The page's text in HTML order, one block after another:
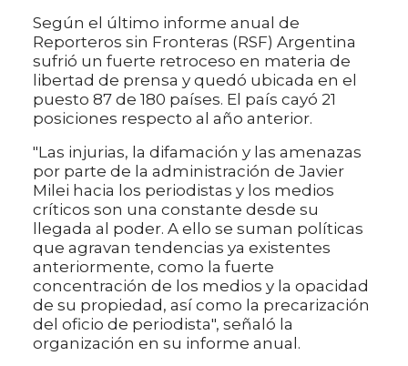
Según el último informe anual de
Reporteros sin Fronteras (RSF) Argentina
sufrió un fuerte retroceso en materia de
libertad de prensa y quedó ubicada en el
puesto 87 de 180 países. El país cayó 21
posiciones respecto al año anterior.
"Las injurias, la difamación y las amenazas
por parte de la administración de Javier
Milei hacia los periodistas y los medios
críticos son una constante desde su
llegada al poder. A ello se suman políticas
que agravan tendencias ya existentes
anteriormente, como la fuerte
concentración de los medios y la opacidad
de su propiedad, así como la precarización
del oficio de periodista", señaló la
organización en su informe anual.